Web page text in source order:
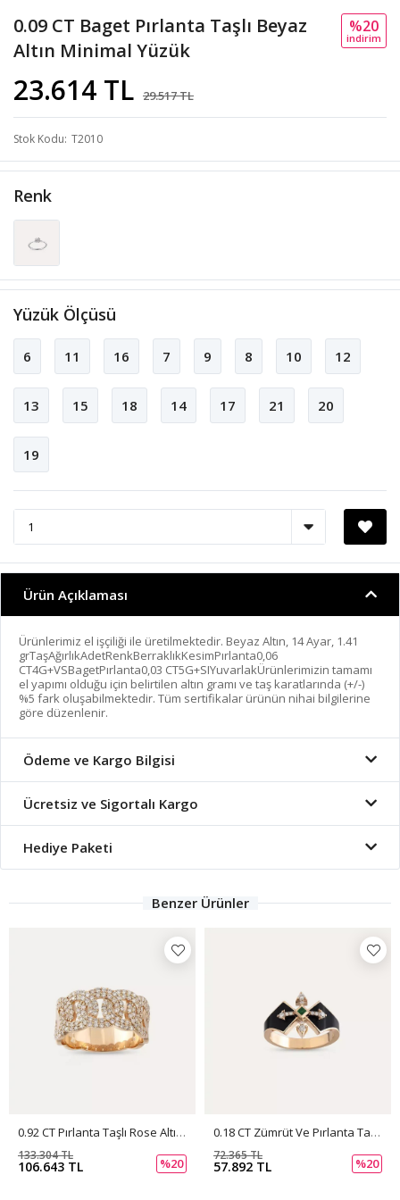
0.09 CT Baget Pırlanta Taşlı Beyaz
Altın Minimal Yüzük
23.614 TL 29.517 TL
%20
i̇ndi̇ri̇m
Stok Kodu T2010
Renk
Yüzük Ölçüsü
6 11 16 7 9 8 10 12
13 15 18 14 17 21 20
19
Ürün Açıklaması
Ürünlerimiz el işçiliği ile üretilmektedir. Beyaz Altın, 14 Ayar, 1.41
grTaşAğırlıkAdetRenkBerraklıkKesimPırlanta0,06
CT4G+VSBagetPırlanta0,03 CT5G+SIYuvarlakÜrünlerimizin tamamı
el yapımı olduğu için belirtilen altın gramı ve taş karatlarında (+/-)
%5 fark oluşabilmektedir. Tüm sertifikalar ürünün nihai bilgilerine
göre düzenlenir.
Ödeme ve Kargo Bilgisi
Ücretsiz ve Sigortalı Kargo
Hediye Paketi
Benzer Ürünler
0.92 CT Pırlanta Taşlı Rose Altın Sarmal Yüzük
106.643 TL
133.304 TL
%20
0.18 CT Zümrüt Ve Pırlanta Taşlı Siyah Mineli Rose Altın Yüzük
57.892 TL
72.365 TL
%20